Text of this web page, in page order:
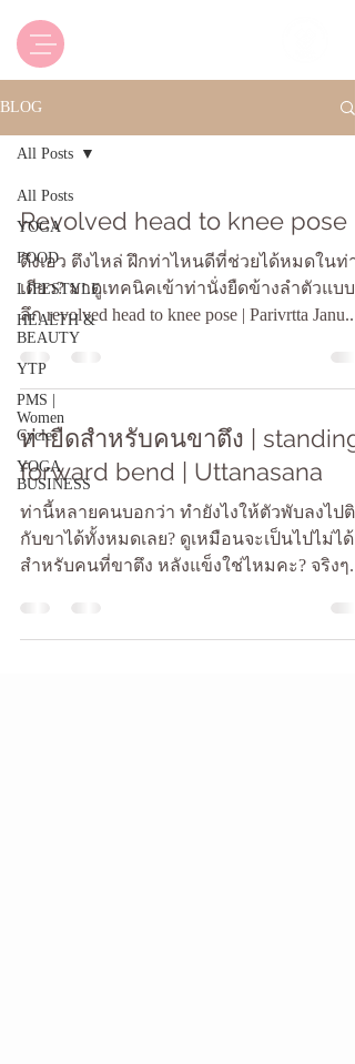
BLOG
All Posts
YOGA
FOOD
LIFESTYLE
HEALTH &
BEAUTY
YTP
PMS |
Women
Cycle
YOGA
BUSINESS
All Posts
Revolved head to knee pose
ตึงเอว ตึงไหล่ ฝึกท่าไหนดีที่ช่วยได้หมดในท่า
เดียว? มาดูเทคนิคเข้าท่านั่งยืดข้างลำตัวแบบ
ลึก revolved head to knee pose | Parivrtta Janu...
ท่ายืดสำหรับคนขาตึง | standing
forward bend | Uttanasana
ท่านี้หลายคนบอกว่า ทำยังไงให้ตัวพับลงไปติ
กับขาได้ทั้งหมดเลย? ดูเหมือนจะเป็นไปไม่ได้
สำหรับคนที่ขาตึง หลังแข็งใช่ไหมคะ? จริงๆ...